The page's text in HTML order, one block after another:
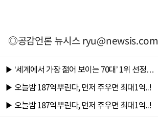
◎공감언론 뉴시스ryu@newsis.com